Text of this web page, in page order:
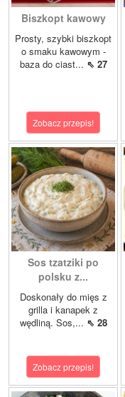
Biszkopt kawowy
Prosty, szybki biszkopt
o smaku kawowym -
baza do ciast... ⇖ 27
Zobacz przepis!
Sos tzatziki po
polsku z...
Doskonały do mięs z
grilla i kanapek z
wędliną. Sos,... ⇖ 28
Zobacz przepis!